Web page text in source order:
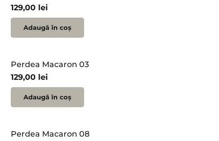
129,00 lei
Adaugă în coș
Perdea Macaron 03
129,00 lei
Adaugă în coș
Perdea Macaron 08